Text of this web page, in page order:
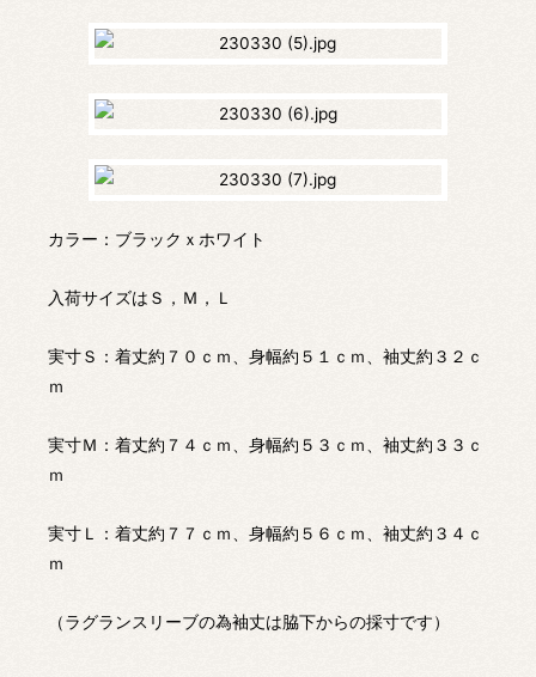
カラー：ブラックｘホワイト
入荷サイズはＳ，Ｍ，Ｌ
実寸Ｓ：着丈約７０ｃｍ、身幅約５１ｃｍ、袖丈約３２ｃ
ｍ
実寸Ｍ：着丈約７４ｃｍ、身幅約５３ｃｍ、袖丈約３３ｃ
ｍ
実寸Ｌ：着丈約７７ｃｍ、身幅約５６ｃｍ、袖丈約３４ｃ
ｍ
（ラグランスリーブの為袖丈は脇下からの採寸です）